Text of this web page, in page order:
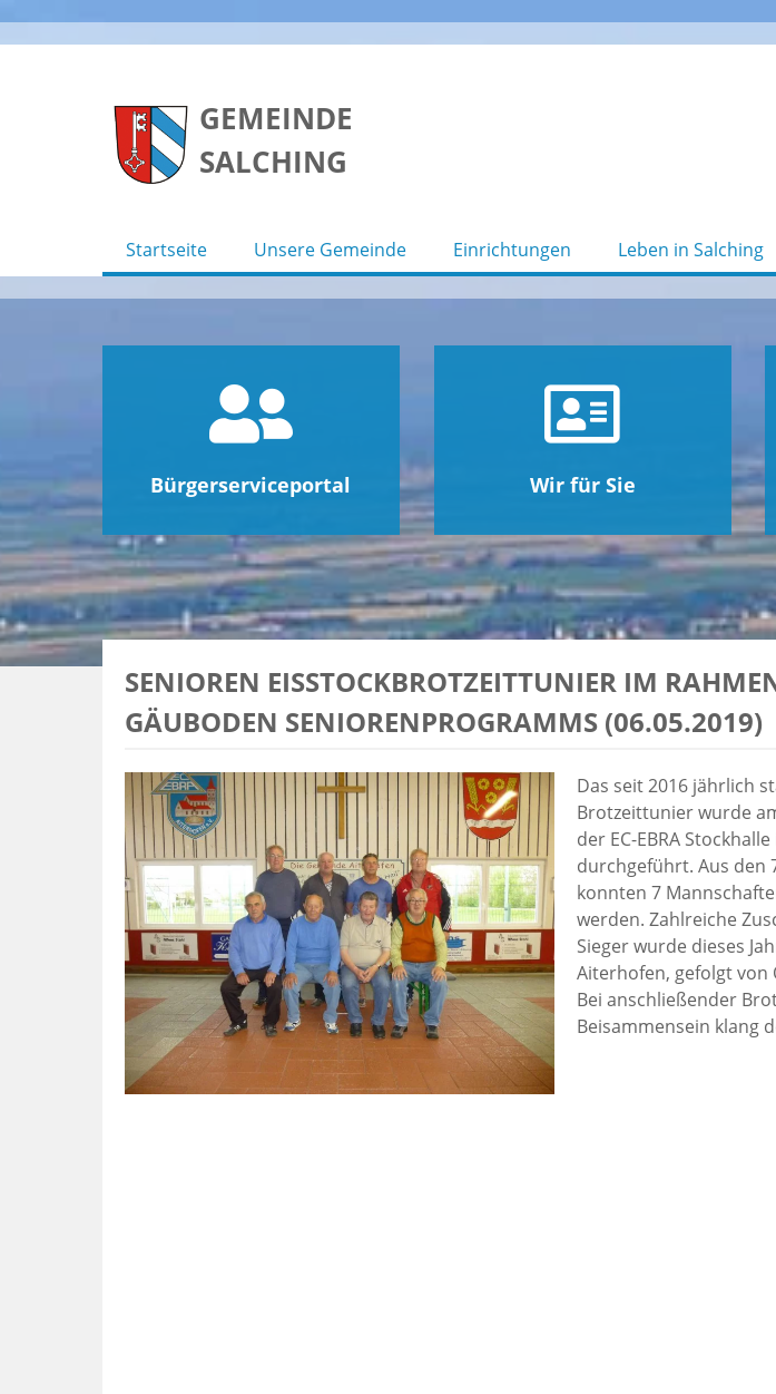
GEMEINDE
SALCHING
Startseite Unsere Gemeinde Einrichtungen Leben in Salching
Bürgerserviceportal Wir für Sie
SENIOREN EISSTOCKBROTZEITTUNIER IM
GÄUBODEN SENIORENPROGRAMMS (06.05.2019)
Das seit 2016 jährlich
Brotzeittunier wurde
der EC-EBRA
durchgeführt. Aus den
konnten 7
werden. Zahlreiche
Sieger wurde dieses
Aiterhofen, gefolgt von
Bei anschließender
Beisammensein klang